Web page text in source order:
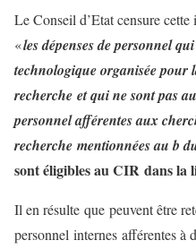
Le Conseil d’Etat censure
«les dépenses de personnel
technologique organisée pour
recherche et qui ne sont pas
personnel afférentes aux
recherche mentionnées au b
sont éligibles au CIR dans la
Il en résulte que peuvent être
personnel internes afférentes à